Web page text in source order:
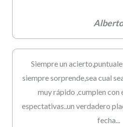
Alberto
Siempre un
siempre sorprende,sea cual
muy rápido ,cumplen con
espectativas..un verdadero
fecha...